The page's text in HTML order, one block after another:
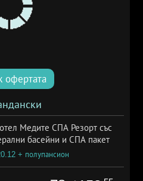
офертата
Медите СПА Резорт със
басейни и СПА пакет
+ полупансион